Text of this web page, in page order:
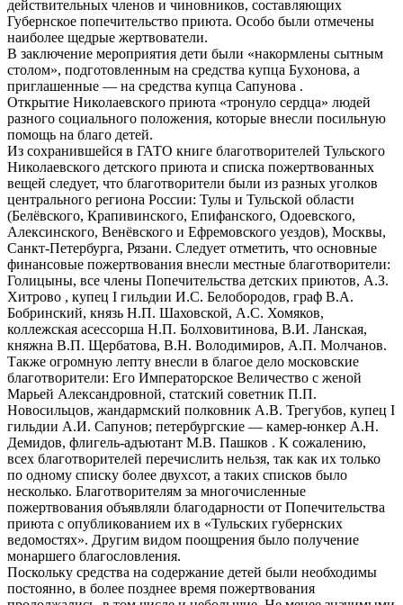
действительных членов и чиновников, составляющих
Губернское попечительство приюта. Особо были отмечены
наиболее щедрые жертвователи.
В заключение мероприятия дети были «накормлены сытным
столом», подготовленным на средства купца Бухонова, а
приглашенные — на средства купца Сапунова .
Открытие Николаевского приюта «тронуло сердца» людей
разного социального положения, которые внесли посильную
помощь на благо детей.
Из сохранившейся в ГАТО книге благотворителей Тульского
Николаевского детского приюта и списка пожертвованных
вещей следует, что благотворители были из разных уголков
центрального региона России: Тулы и Тульской области
(Белёвского, Крапивинского, Епифанского, Одоевского,
Алексинского, Венёвского и Ефремовского уездов), Москвы,
Санкт-Петербурга, Рязани. Следует отметить, что основные
финансовые пожертвования внесли местные благотворители:
Голицыны, все члены Попечительства детских приютов, А.З.
Хитрово , купец I гильдии И.С. Белобородов, граф В.А.
Бобринский, князь Н.П. Шаховской, А.С. Хомяков,
коллежская асессорша Н.П. Болховитинова, В.И. Ланская,
княжна В.П. Щербатова, В.Н. Володимиров, А.П. Молчанов.
Также огромную лепту внесли в благое дело московские
благотворители: Его Императорское Величество с женой
Марьей Александровной, статский советник П.П.
Новосильцов, жандармский полковник А.В. Трегубов, купец I
гильдии А.И. Сапунов; петербургские — камер-юнкер А.Н.
Демидов, флигель-адъютант М.В. Пашков . К сожалению,
всех благотворителей перечислить нельзя, так как их только
по одному списку более двухсот, а таких списков было
несколько. Благотворителям за многочисленные
пожертвования объявляли благодарности от Попечительства
приюта с опубликованием их в «Тульских губернских
ведомостях». Другим видом поощрения было получение
монаршего благословления.
Поскольку средства на содержание детей были необходимы
постоянно, в более позднее время пожертвования